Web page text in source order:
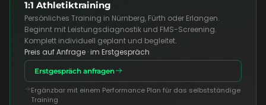
1:1 Athletiktraining
Persönliches Training in Nürnberg, Fürth oder Erlangen.
Beginnt mit Leistungsdiagnostik und FMS-Screening.
Komplett individuell geplant und begleitet.
Preis auf Anfrage · im Erstgespräch
Erstgespräch anfragen
Ergänzbar mit einem Performance Plan für das selbstständige
Training